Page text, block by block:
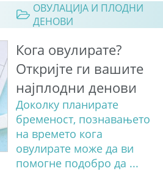
ОВУЛАЦИЈА И ПЛОДНИ
ДЕНОВИ
Кога овулирате?
Откријте ги вашите
најплодни денови
Доколку планирате
бременост, познавањето
на времето кога
овулирате може да ви
помогне подобро да ...